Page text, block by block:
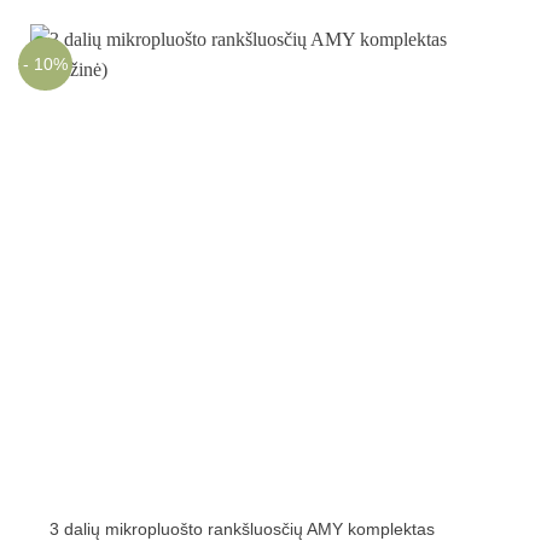
- 10%
3 dalių mikropluošto rankšluosčių AMY komplektas